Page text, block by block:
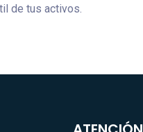
de tus activos.